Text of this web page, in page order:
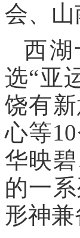
会、
西
选“亚
饶有
心等
华映
的一
形神